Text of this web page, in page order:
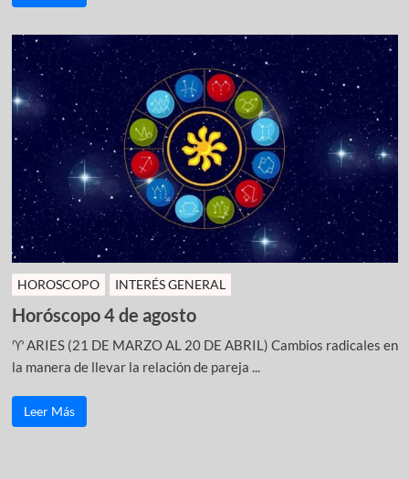
HOROSCOPO INTERÉS GENERAL
Horóscopo 4 de agosto
♈ ARIES (21 DE MARZO AL 20 DE ABRIL) Cambios radicales en
la manera de llevar la relación de pareja ...
Leer Más